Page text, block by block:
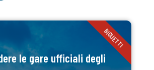
le gare ufficiali degli
BIGLIETTI